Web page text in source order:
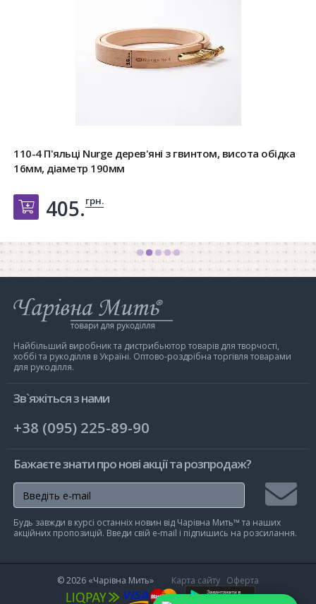
110-4 П'яльці Nurge дерев'яні з гвинтом, висота обідка
16мм, діаметр 190мм
Добавить в корзину
405.грн.
Інтернет-
магазин
Мить
Найбільший виробник та дистрибьютор товарів для творчості,
хоббі та рукоділля в Україні. Оптово-роздрібна торгівля товарами
для рукоділля.
Зв`яжіться з нами
+38 (095) 225-89-90
Бажаєте знати про нові акції та розпродаж?
на
Будь завжди в курсі останніх новин від Чарівна Мить™ та наших
акційних пропозицій. Введи свій e-mail і підпишись на розсилання.
© 2026 «Чарівна Мить» Карта сайту Оферта